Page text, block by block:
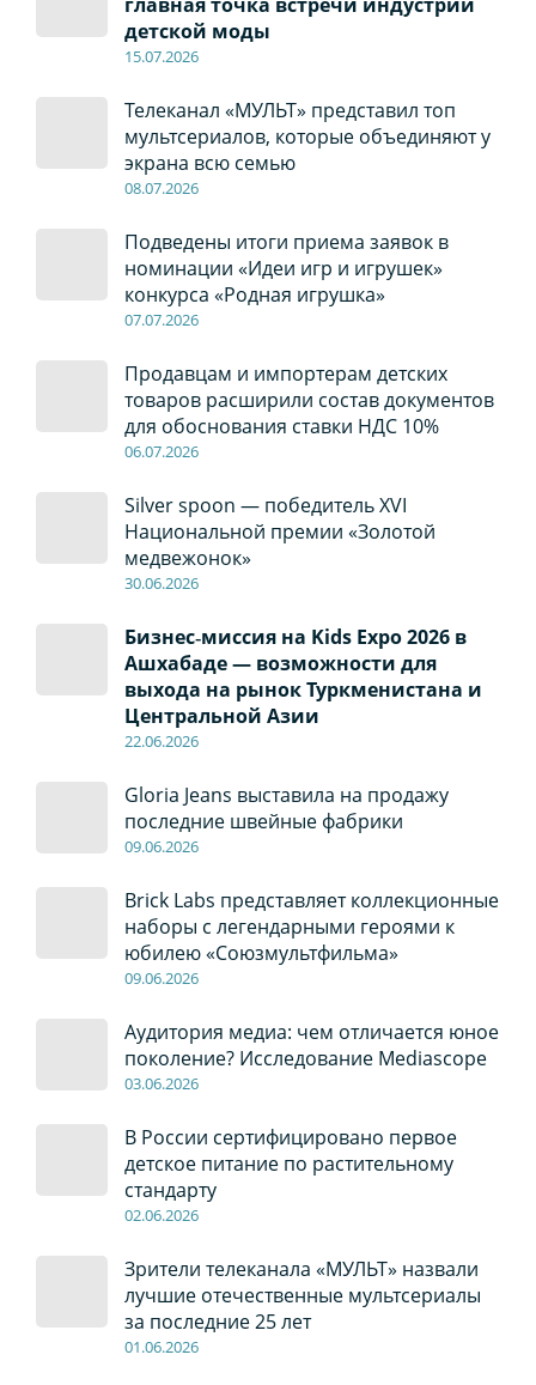
детской моды
15.07.2026
Телеканал «МУЛЬТ» представил топ
мультсериалов, которые объединяют у
экрана всю семью
08.07.2026
Подведены итоги приема заявок в
номинации «Идеи игр и игрушек»
конкурса «Родная игрушка»
07.07.2026
Продавцам и импортерам детских
товаров расширили состав документов
для обоснования ставки НДС 10%
06.07.2026
Silver spoon — победитель XVI
Национальной премии «Золотой
медвежонок»
30.06.2026
Бизнес‑миссия на Kids Expo 2026 в
Ашхабаде — возможности для
выхода на рынок Туркменистана и
Центральной Азии
22.06.2026
Gloria Jeans выставила на продажу
последние швейные фабрики
09.06.2026
Brick Labs представляет коллекционные
наборы с легендарными героями к
юбилею «Союзмультфильма»
09.06.2026
Аудитория медиа: чем отличается юное
поколение? Исследование Mediascope
03.06.2026
В России сертифицировано первое
детское питание по растительному
стандарту
02.06.2026
Зрители телеканала «МУЛЬТ» назвали
лучшие отечественные мультсериалы
за последние 25 лет
01.06.2026